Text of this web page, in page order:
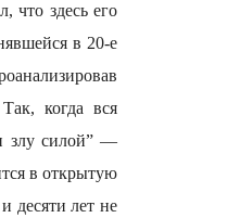
что здесь его
в 20-е
когда вся
злу силой” —
в открытую
десяти лет не